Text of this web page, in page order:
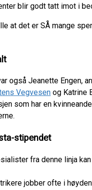
blir godt tatt imot i
at det er SÅ mange
også Jeanette Engen,
Vegvesen og Katrine
som har en
stipendet
fra denne linja
jobber ofte i